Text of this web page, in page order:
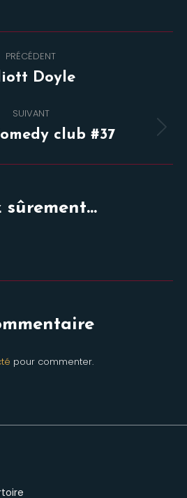
PRÉCÉDENT
Onglet
Doyle
SUIVANT
Projetsclub #37
sûrement...
pour commenter.